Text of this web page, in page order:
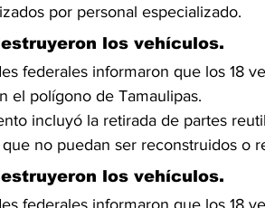
por personal especializado.
los vehículos.
federales informaron que los 18
el polígono de Tamaulipas.
incluyó la retirada de partes
no puedan ser reconstruidos o
los vehículos.